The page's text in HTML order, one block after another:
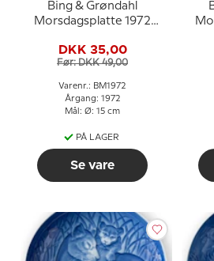
Bing & Grøndahl
Morsdagsplatte 1972
DKK 35,00
Før: DKK 49,00
Varenr.: BM1972
Årgang: 1972
Mål: Ø: 15 cm
PÅ LAGER
Se vare